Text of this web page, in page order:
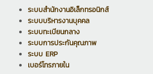
ระบบสำนักงานอิเล็กทรอนิกส์
ระบบบริหารงานบุคคล
ระบบทะเบียนกลาง
ระบบการประกันคุณภาพ
ระบบ ERP
เบอร์โทรภายใน